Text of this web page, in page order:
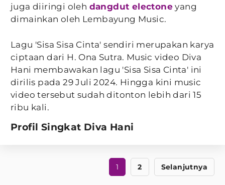
juga diiringi oleh dangdut electone yang
dimainkan oleh Lembayung Music.
Lagu 'Sisa Sisa Cinta' sendiri merupakan karya
ciptaan dari H. Ona Sutra. Music video Diva
Hani membawakan lagu 'Sisa Sisa Cinta' ini
dirilis pada 29 Juli 2024. Hingga kini music
video tersebut sudah ditonton lebih dari 15
ribu kali.
Profil Singkat Diva Hani
1 2 Selanjutnya